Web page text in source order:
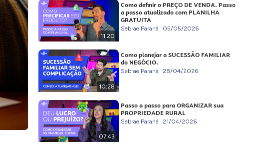
11:20
Como definir o PREÇO DE VENDA. Passo
a passo atualizado com PLANILHA
GRATUITA
Sebrae Paraná 05/05/2026
10:28
Como planejar a SUCESSÃO FAMILIAR
do NEGÓCIO.
Sebrae Paraná 28/04/2026
07:43
Passo a passo para ORGANIZAR sua
PROPRIEDADE RURAL
Sebrae Paraná 21/04/2026